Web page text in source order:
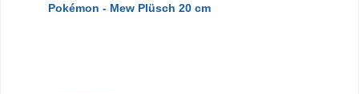
Pokémon - Mew Plüsch 20 cm